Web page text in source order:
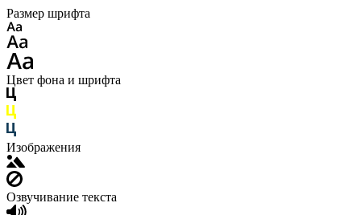
Размер шрифта
Цвет фона и шрифта
Изображения
Озвучивание текста